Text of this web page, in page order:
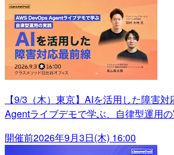
【9/3（木）東京】AIを活用した障害
Agentライブデモで学ぶ、自律型運用
開催前2026年9月3日(木) 16:00